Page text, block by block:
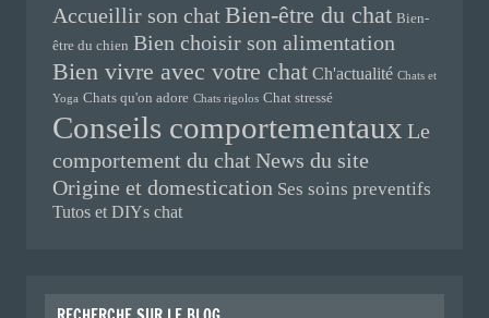
Accueillir son chat Bien-être du chat Bien-
être du chien Bien choisir son alimentation
Bien vivre avec votre chat Ch'actualité Chats et
Yoga Chats qu'on adore Chats rigolos Chat stressé
Conseils comportementaux Le
comportement du chat News du site
Origine et domestication Ses soins preventifs
Tutos et DIYs chat